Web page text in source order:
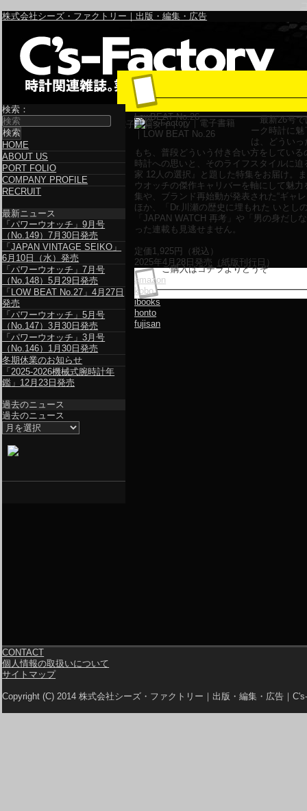
株式会社シーズ・ファクトリー｜出版・編集・広告
電子書籍タイトル
LowBEAT No.26
最新26号で
ーク時計に
は、どうい
もち、普段どういう付き合い方をしている
時計への思いと、そのライフスタイルに迫
家 12人の選択』と題した特集をお届け。
ウオッチの傑作キャリバーを軸にして魅力
集や、ブランド再始動が発表された“ギャ
ほか、「Dr.川瀬の歴史に埋もれた いとし
「JAPAN WATCH 再考」や「男の身だし
った連載も見逃せません。
定価1,925円（税込）
2025年4月28日発売（紙版刊行日）
ご購入はコチラよりどうぞ
amazon
kobo
ibooks
honto
fujisan
検索：
HOME
ABOUT US
PORT FOLIO
COMPANY PROFILE
RECRUIT
最新ニュース
「パワーウオッチ」9月号
（No.149）7月30日発売
「JAPAN VINTAGE SEIKO」
6月10日（水）発売
「パワーウオッチ」7月号
（No.148）5月29日発売
「LOW BEAT No.27」4月27日
発売
「パワーウオッチ」5月号
（No.147）3月30日発売
「パワーウオッチ」3月号
（No.146）1月30日発売
冬期休業のお知らせ
「2025-2026機械式腕時計年
鑑」12月23日発売
過去のニュース
過去のニュース
CONTACT
個人情報の取扱いについて
サイトマップ
Copyright (C) 2014 株式会社シーズ・ファクトリー｜出版・編集・広告｜